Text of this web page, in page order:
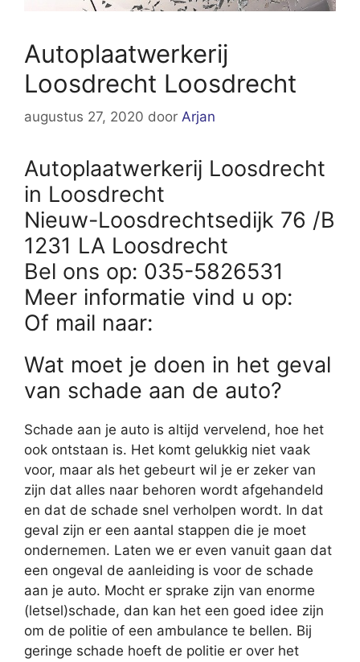
Autoplaatwerkerij
Loosdrecht Loosdrecht
augustus 27, 2020 door Arjan
Autoplaatwerkerij Loosdrecht
in Loosdrecht
Nieuw-Loosdrechtsedijk 76 /B
1231 LA Loosdrecht
Bel ons op: 035-5826531
Meer informatie vind u op:
Of mail naar:
Wat moet je doen in het geval
van schade aan de auto?
Schade aan je auto is altijd vervelend, hoe het
ook ontstaan is. Het komt gelukkig niet vaak
voor, maar als het gebeurt wil je er zeker van
zijn dat alles naar behoren wordt afgehandeld
en dat de schade snel verholpen wordt. In dat
geval zijn er een aantal stappen die je moet
ondernemen. Laten we er even vanuit gaan dat
een ongeval de aanleiding is voor de schade
aan je auto. Mocht er sprake zijn van enorme
(letsel)schade, dan kan het een goed idee zijn
om de politie of een ambulance te bellen. Bij
geringe schade hoeft de politie er over het